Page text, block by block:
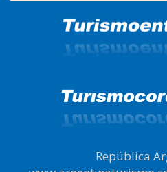
República